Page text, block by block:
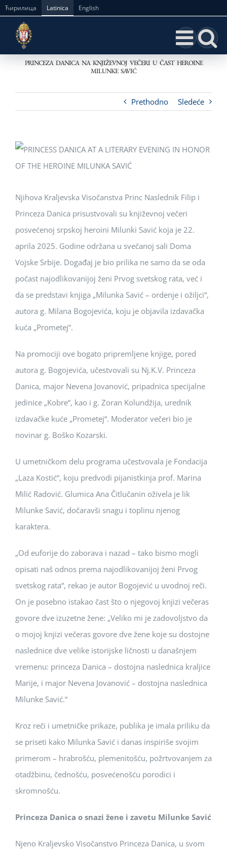
Skip
content
Ћирилица Latinica English
PRINCEZA DANICA NA KNJIŽEVNOJ VEČERI U ČAST HEROINE
MILUNKE SAVIĆ
Prethodno Sledeće
Njihova Kraljevska Visočanstva Princ Naslednik Filip i
Princeza Danica prisustvovali su književnoj večeri
posvećenoj srpskoj heroini Milunki Savić koja je 22.
aprila 2025. Godine održana u svečanoj sali Doma
Vojske Srbije. Događaj je bio prilika ne samo da se oda
počast najodlikovanijoj ženi Prvog svetskog rata, već i
da se predstavi knjiga „Milunka Savić – ordenje i ožiljci“,
autora g. Milana Bogojevića, koju je objavila izdavačka
kuća „Prometej“.
Na promociji ove bogato pripremljene knjige, pored
autora g. Bogojevića, učestvovali su Nj.K.V. Princeza
Danica, major Nevena Jovanović, pripadnica specijalne
jedinice „Kobre“, kao i g. Zoran Kolundžija, urednik
izdavačke kuće „Prometej“. Moderator večeri bio je
novinar g. Boško Kozarski.
U umetničkom delu programa učestvovala je Fondacija
„Laza Kostić“, koju predvodi pijanistkinja prof. Marina
Milić Radović. Glumica Ana Čitlučanin oživela je lik
Milunke Savić, dočaravši snagu i toplinu njenog
karaktera.
„Od euforije do zaborava i nazad – tako bismo mogli
opisati naš odnos prema najodlikovanijoj ženi Prvog
svetskog rata“, rekao je autor Bogojević u uvodnoj reči.
On je posebno istakao čast što o njegovoj knjizi večeras
govore dve izuzetne žene: „Veliko mi je zadovoljstvo da
o mojoj knjizi večeras govore dve žene koje su dostojne
naslednice dve velike istorijske ličnosti u današnjem
vremenu: princeza Danica – dostojna naslednica kraljice
Marije, i major Nevena Jovanović – dostojna naslednica
Milunke Savić.“
Kroz reči i umetničke prikaze, publika je imala priliku da
se priseti kako Milunka Savić i danas inspiriše svojim
primerom – hrabrošću, plemenitošću, požrtvovanjem za
otadžbinu, čednošću, posvećenošću porodici i
skromnošću.
Princeza Danica o snazi žene i zavetu Milunke Savić
Njeno Kraljevsko Visočanstvo Princeza Danica, u svom